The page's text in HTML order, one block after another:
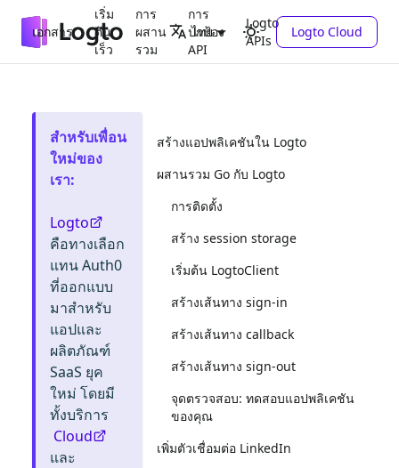
เอกสาร
เริ่ม
ต้น
เร็ว
การ
ผสาน
รวม
การ
ปกป้อง
API
Logto
APIs
ไทย Logto Cloud
สำหรับเพื่อน
ใหม่ของ
เรา:
Logto
คือทางเลือก
แทน Auth0
ที่ออกแบบ
มาสำหรับ
แอปและ
ผลิตภัณฑ์
SaaS ยุค
ใหม่ โดยมี
ทั้งบริการ
Cloud
และ
สร้างแอปพลิเคชันใน Logto
ผสานรวม Go กับ Logto
การติดตั้ง
สร้าง session storage
เริ่มต้น LogtoClient
สร้างเส้นทาง sign-in
สร้างเส้นทาง callback
สร้างเส้นทาง sign-out
จุดตรวจสอบ: ทดสอบแอปพลิเคชัน
ของคุณ
เพิ่มตัวเชื่อมต่อ LinkedIn